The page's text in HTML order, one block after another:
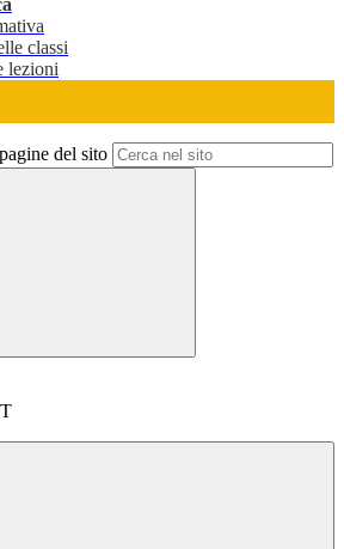
classi
lezioni
del sito